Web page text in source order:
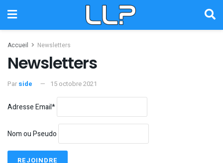
Accueil Newsletters
Newsletters
Par side 15 octobre 2021
Adresse Email*
Nom ou Pseudo